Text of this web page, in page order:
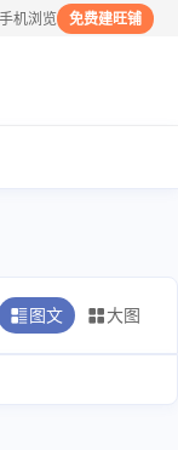
手机浏览 免费建旺铺
图文 大图